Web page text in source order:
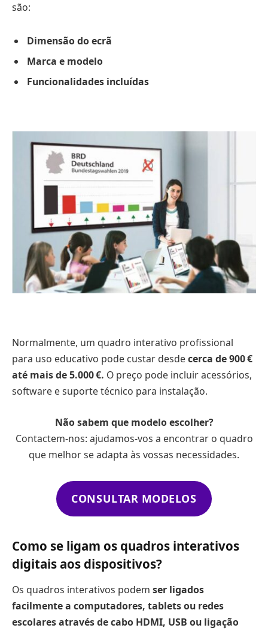
são:
Dimensão do ecrã
Marca e modelo
Funcionalidades incluídas
Normalmente, um quadro interativo profissional
para uso educativo pode custar desdecerca de 900 €
até mais de 5.000 €. O preço pode incluir acessórios,
software e suporte técnico para instalação.
Não sabem que modelo escolher?
Contactem-nos: ajudamos-vos a encontrar o quadro
que melhor se adapta às vossas necessidades.
CONSULTAR MODELOS
Como se ligam os quadros interativos
digitais aos dispositivos?
Os quadros interativos podem ser ligados
facilmente a computadores, tablets ou redes
escolares através de cabo HDMI, USB ou ligação